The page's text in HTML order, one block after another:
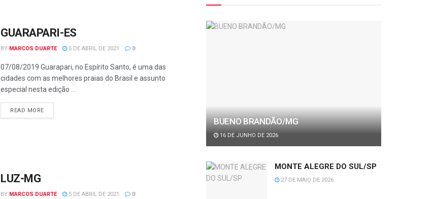
GUARAPARI-ES
BY MARCOS DUARTE 5 DE ABRIL DE 2021 0
07/08/2019 Guarapari, no Espírito Santo, é uma das
cidades com as melhores praias do Brasil e assunto
especial nesta edição ...
READ MORE
LUZ-MG
BY MARCOS DUARTE 5 DE ABRIL DE 2021 0
BUENO BRANDÃO/MG
16 DE JUNHO DE 2026
MONTE ALEGRE DO SUL/SP
27 DE MAIO DE 2026